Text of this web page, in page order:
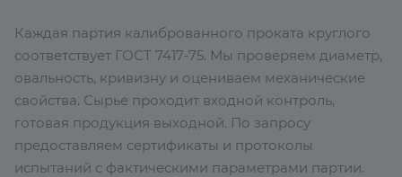
Каждая партия калиброванного проката круглого
соответствует ГОСТ 7417‑75. Мы проверяем диаметр,
овальность, кривизну и оцениваем механические
свойства. Сырье проходит входной контроль,
готовая продукция выходной. По запросу
предоставляем сертификаты и протоколы
испытаний с фактическими параметрами партии.